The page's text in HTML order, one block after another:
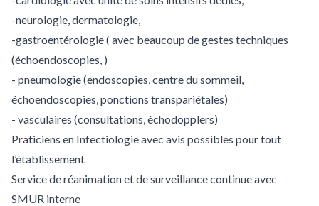
-neurologie, dermatologie,
-gastroentérologie ( avec beaucoup de gestes techniques
(échoendoscopies, )
- pneumologie (endoscopies, centre du sommeil,
échoendoscopies, ponctions transpariétales)
- vasculaires (consultations, échodopplers)
Praticiens en Infectiologie avec avis possibles pour tout
l’établissement
Service de réanimation et de surveillance continue avec
SMUR interne